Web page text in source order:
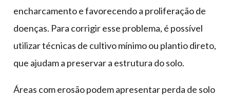
encharcamento e favorecendo a proliferação de
doenças. Para corrigir esse problema, é possível
utilizar técnicas de cultivo mínimo ou plantio direto,
que ajudam a preservar a estrutura do solo.
Áreas com erosão podem apresentar perda de solo